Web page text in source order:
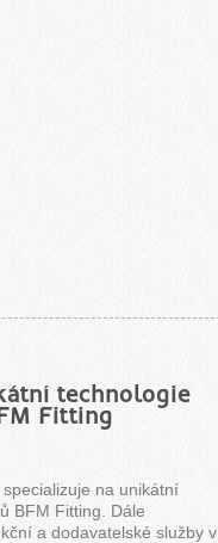
technologie
Fitting
na unikátní
BFM Fitting. Dále
a dodavatelské služby v